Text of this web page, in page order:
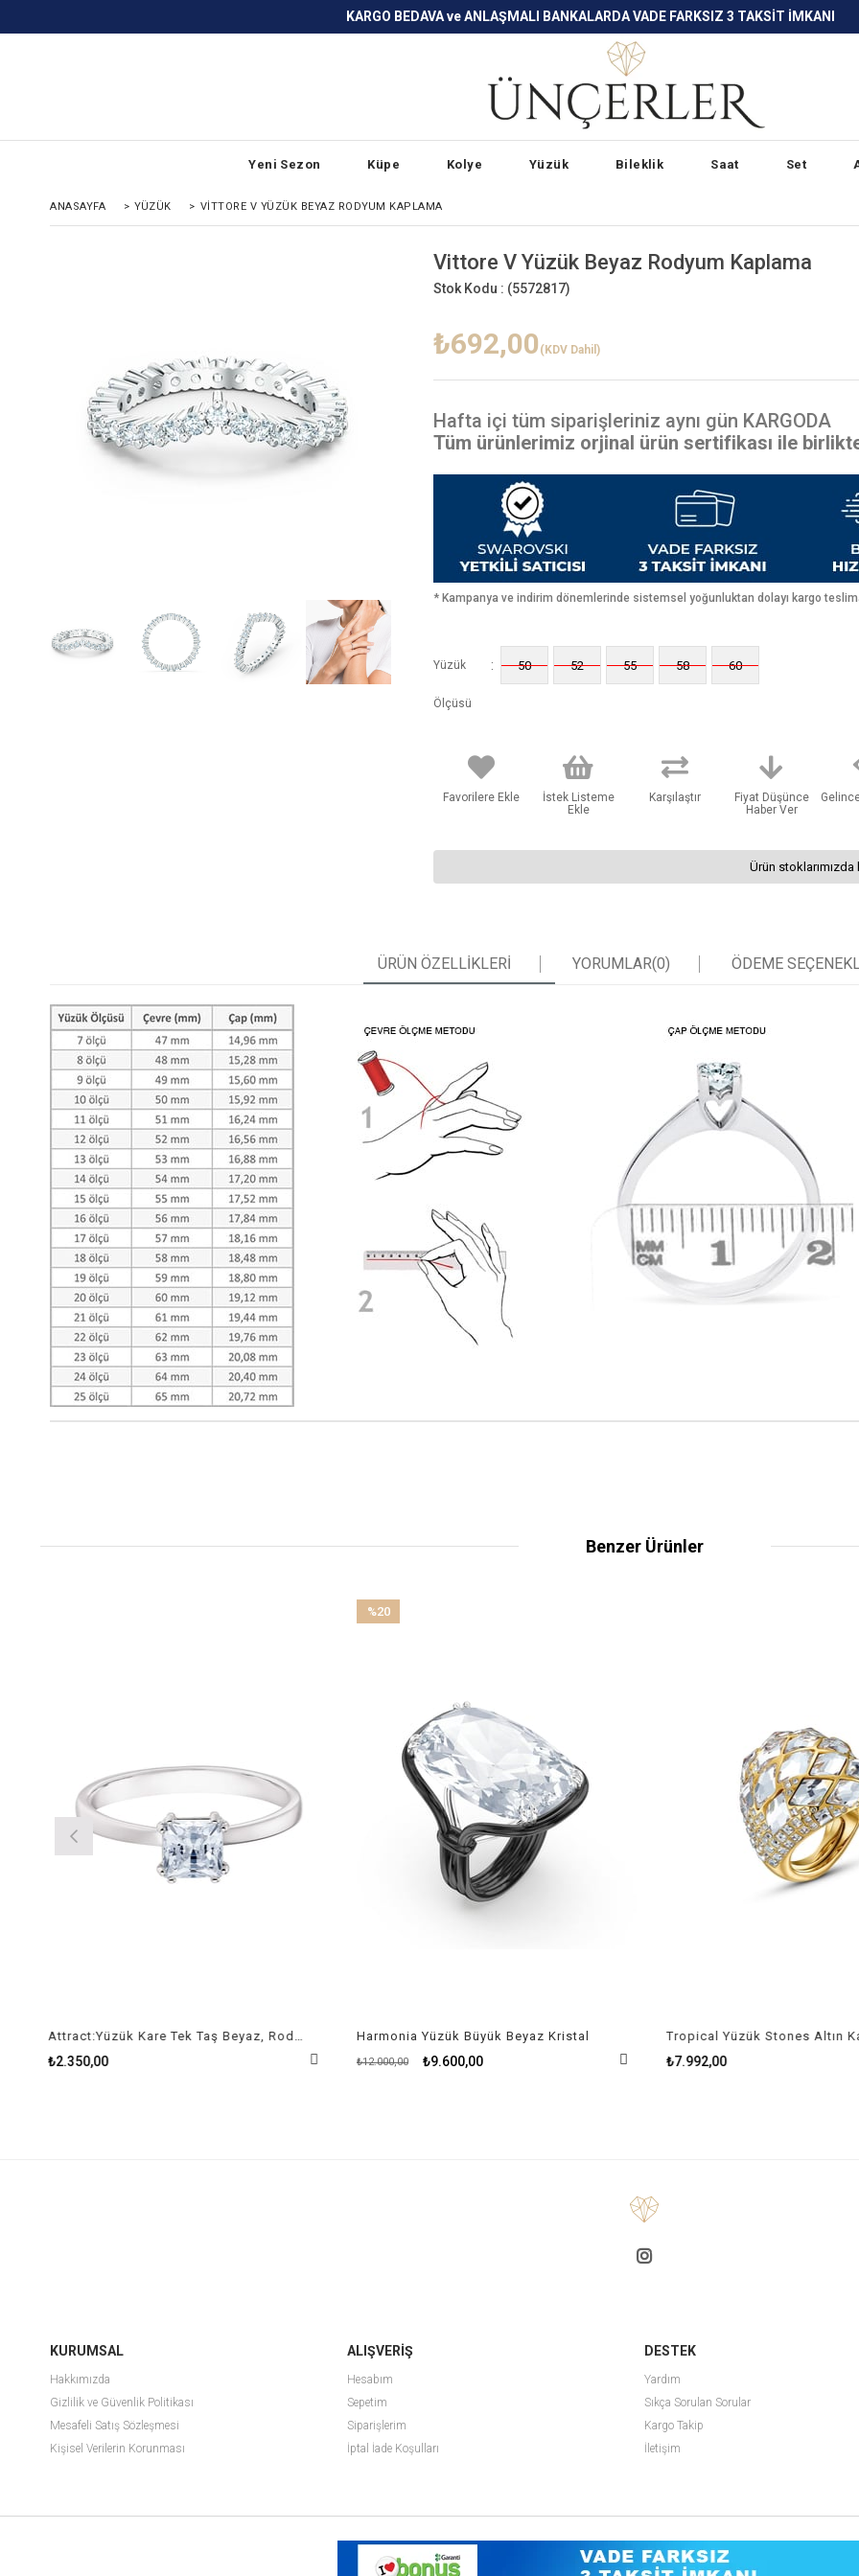
KARGO BEDAVA ve ANLAŞMALI BANKALARDA VADE FARKSIZ 3 TAKSİT İMKANI
Yeni Sezon Küpe Kolye Yüzük Bileklik Saat Set
ANASAYFA > YÜZÜK > VITTORE V YÜZÜK BEYAZ RODYUM KAPLAMA
Vittore V Yüzük Beyaz Rodyum Kaplama
Stok Kodu : (5572817)
₺692,00 (KDV Dahil)
Hafta içi tüm siparişleriniz aynı gün KARGODA
Tüm ürünlerimiz orjinal ürün sertifikası ile
* Kampanya ve indirim dönemlerinde sistemsel yoğunluktan dolayı kargo
Yüzük
Ölçüsü
: 50 52 55 58 60
Favorilere Ekle
İstek Listeme
Ekle
Karşılaştır
Fiyat Düşünce
Haber Ver
Ürün stoklarımızda
ÜRÜN ÖZELLIKLERI YORUMLAR(0) ÖDEME
Benzer Ürünler
Attract:Yüzük Kare Tek Taş Beyaz, Rodyum Kaplama
₺2.350,00
Harmonia Yüzük Büyük Beyaz Kristal
₺9.600,00
₺12.000,00
%20
₺7.992,00
KURUMSAL
Hakkımızda
Gizlilik ve Güvenlik Politikası
Mesafeli Satış Sözleşmesi
Kişisel Verilerin Korunması
ALIŞVERİŞ
Hesabım
Sepetim
Siparişlerim
İptal İade Koşulları
DESTEK
Yardım
Sıkça Sorulan Sorular
Kargo Takip
İletişim